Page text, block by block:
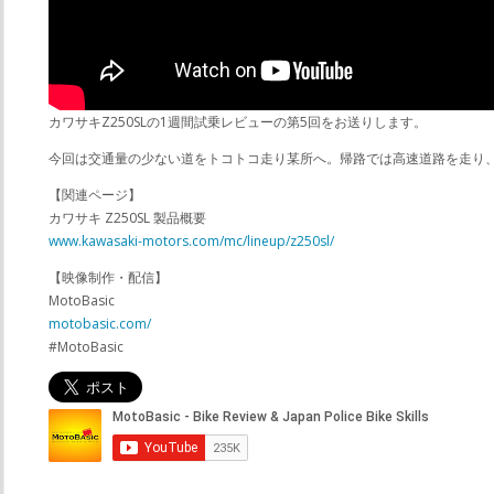
カワサキZ250SLの1週間試乗レビューの第5回をお送りします。
今回は交通量の少ない道をトコトコ走り某所へ。帰路では高速道路を走り
【関連ページ】
カワサキ Z250SL 製品概要
www.kawasaki-motors.com/mc/lineup/z250sl/
【映像制作・配信】
MotoBasic
motobasic.com/
#MotoBasic